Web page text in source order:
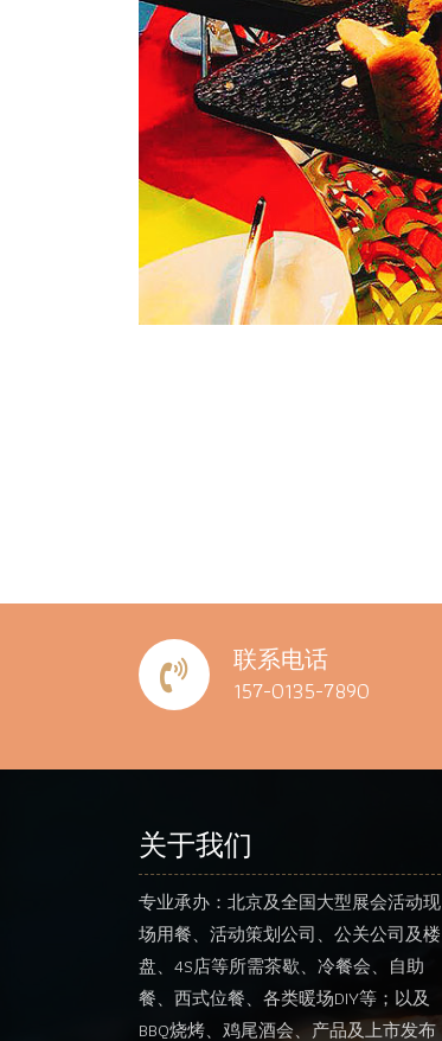
联系电话
157-0135-7890
关于我们
专业承办：北京及全国大型展会活动现
场用餐、活动策划公司、公关公司及楼
盘、4S店等所需茶歇、冷餐会、自助
餐、西式位餐、各类暖场DIY等；以及
BBQ烧烤、鸡尾酒会、产品及上市发布